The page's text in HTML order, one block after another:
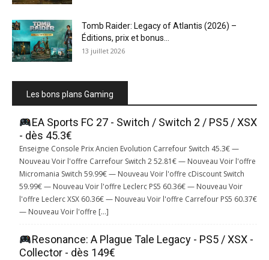
Tomb Raider: Legacy of Atlantis (2026) –
Éditions, prix et bonus...
13 juillet 2026
Les bons plans Gaming
EA Sports FC 27 - Switch / Switch 2 / PS5 / XSX
- dès 45.3€
Enseigne Console Prix Ancien Evolution Carrefour Switch 45.3€ —
Nouveau Voir l'offre Carrefour Switch 2 52.81€ — Nouveau Voir l'offre
Micromania Switch 59.99€ — Nouveau Voir l'offre cDiscount Switch
59.99€ — Nouveau Voir l'offre Leclerc PS5 60.36€ — Nouveau Voir
l'offre Leclerc XSX 60.36€ — Nouveau Voir l'offre Carrefour PS5 60.37€
— Nouveau Voir l'offre […]
Resonance: A Plague Tale Legacy - PS5 / XSX -
Collector - dès 149€